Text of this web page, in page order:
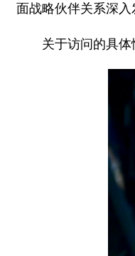
面战略伙伴关系深
关于访问的具